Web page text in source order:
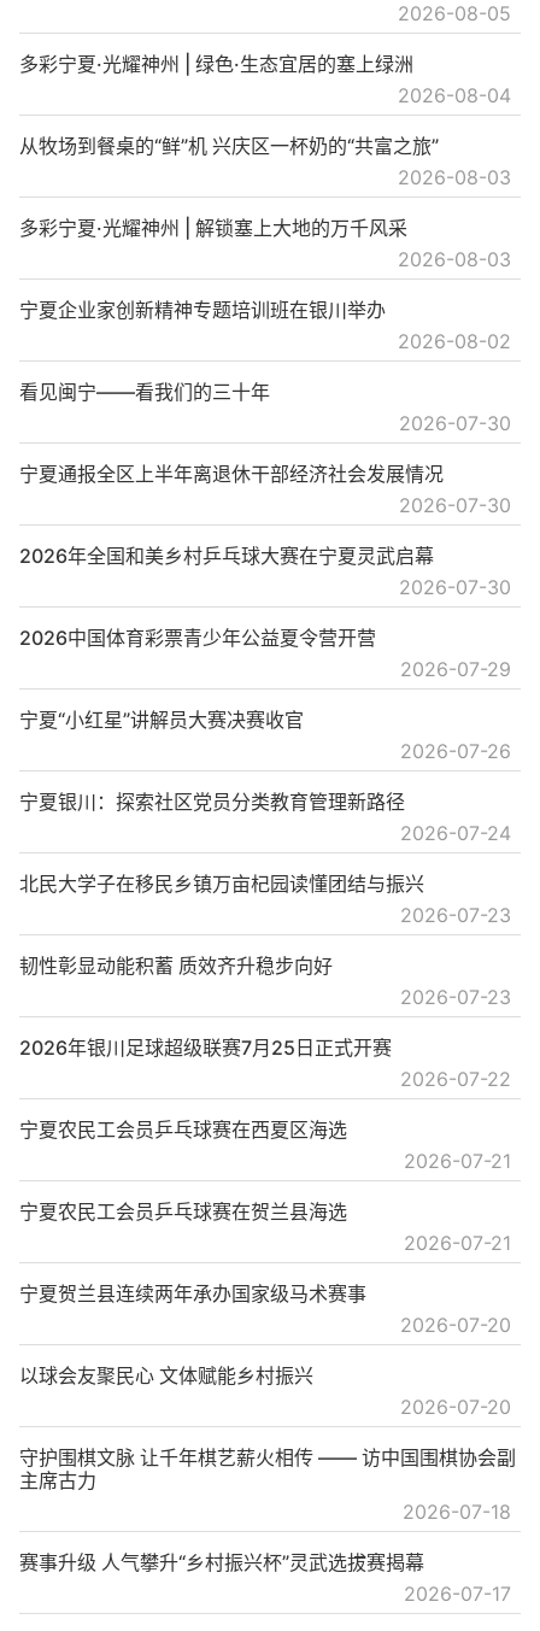
2026-08-05
2026-08-04
多彩宁夏·光耀神州 | 绿色·生态宜居的塞上绿洲
2026-08-03
从牧场到餐桌的“鲜”机 兴庆区一杯奶的“共富之旅”
2026-08-03
多彩宁夏·光耀神州 | 解锁塞上大地的万千风采
2026-08-02
宁夏企业家创新精神专题培训班在银川举办
2026-07-30
看见闽宁——看我们的三十年
2026-07-30
宁夏通报全区上半年离退休干部经济社会发展情况
2026-07-30
2026年全国和美乡村乒乓球大赛在宁夏灵武启幕
2026-07-29
2026中国体育彩票青少年公益夏令营开营
2026-07-26
宁夏“小红星”讲解员大赛决赛收官
2026-07-24
宁夏银川：探索社区党员分类教育管理新路径
2026-07-23
北民大学子在移民乡镇万亩杞园读懂团结与振兴
2026-07-23
韧性彰显动能积蓄 质效齐升稳步向好
2026-07-22
2026年银川足球超级联赛7月25日正式开赛
2026-07-21
宁夏农民工会员乒乓球赛在西夏区海选
2026-07-21
宁夏农民工会员乒乓球赛在贺兰县海选
2026-07-20
宁夏贺兰县连续两年承办国家级马术赛事
2026-07-20
以球会友聚民心 文体赋能乡村振兴
2026-07-18
守护围棋文脉 让千年棋艺薪火相传 —— 访中国围棋协会副
主席古力
2026-07-17
赛事升级 人气攀升“乡村振兴杯”灵武选拔赛揭幕